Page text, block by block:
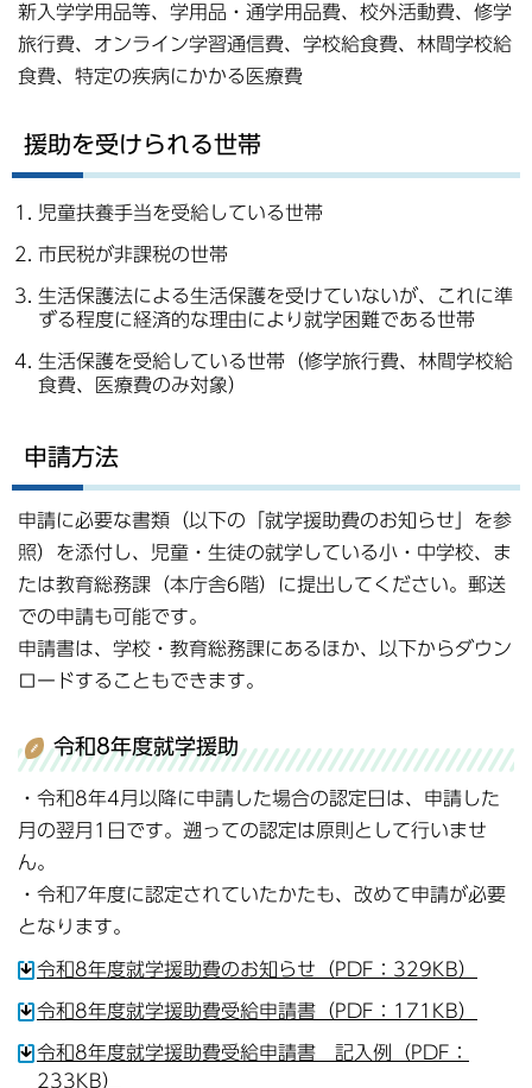
新入学学用品等、学用品・通学用品費、校外活動費、修学
旅行費、オンライン学習通信費、学校給食費、林間学校給
食費、特定の疾病にかかる医療費
援助を受けられる世帯
児童扶養手当を受給している世帯
市民税が非課税の世帯
生活保護法による生活保護を受けていないが、これに準
ずる程度に経済的な理由により就学困難である世帯
生活保護を受給している世帯（修学旅行費、林間学校給
食費、医療費のみ対象）
申請方法
申請に必要な書類（以下の「就学援助費のお知らせ」を参
照）を添付し、児童・生徒の就学している小・中学校、ま
たは教育総務課（本庁舎6階）に提出してください。郵送
での申請も可能です。
申請書は、学校・教育総務課にあるほか、以下からダウン
ロードすることもできます。
令和8年度就学援助
・令和8年4月以降に申請した場合の認定日は、申請した
月の翌月1日です。遡っての認定は原則として行いませ
ん。
・令和7年度に認定されていたかたも、改めて申請が必要
となります。
令和8年度就学援助費のお知らせ（PDF：329KB）
令和8年度就学援助費受給申請書（PDF：171KB）
令和8年度就学援助費受給申請書 記入例（PDF：
233KB）